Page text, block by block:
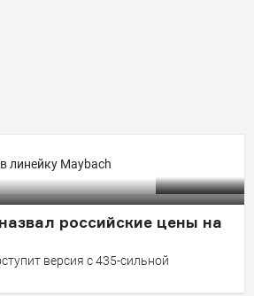
линейку Maybach
российские цены на
версия с 435-сильной